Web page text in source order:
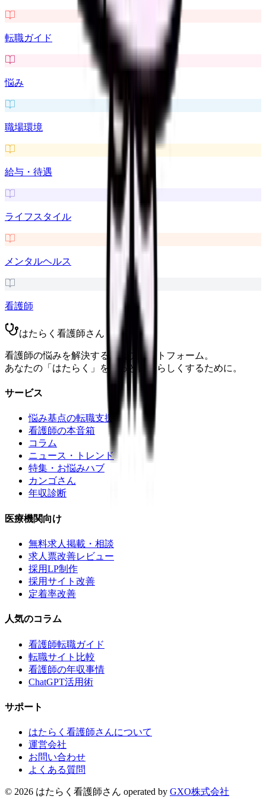
転職ガイド
悩み
職場環境
給与・待遇
ライフスタイル
メンタルヘルス
看護師
はたらく看護師さん
看護師の悩みを解決する総合プラットフォーム。
あなたの「はたらく」をもっと自分らしくするために。
サービス
悩み基点の転職支援
看護師の本音箱
コラム
ニュース・トレンド
特集・お悩みハブ
カンゴさん
年収診断
医療機関向け
無料求人掲載・相談
求人票改善レビュー
採用LP制作
採用サイト改善
定着率改善
人気のコラム
看護師転職ガイド
転職サイト比較
看護師の年収事情
ChatGPT活用術
サポート
はたらく看護師さんについて
運営会社
お問い合わせ
よくある質問
© 2026 はたらく看護師さん operated by GXO株式会社